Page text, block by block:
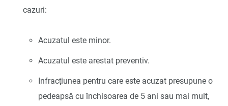
cazuri:
Acuzatul este minor.
Acuzatul este arestat preventiv.
Infracțiunea pentru care este acuzat presupune o
pedeapsă cu închisoarea de 5 ani sau mai mult,